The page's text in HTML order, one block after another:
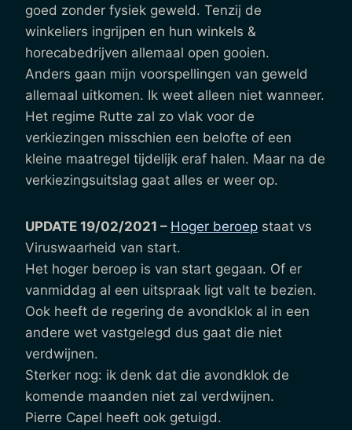
goed zonder fysiek geweld. Tenzij de
winkeliers ingrijpen en hun winkels &
horecabedrijven allemaal open gooien.
Anders gaan mijn voorspellingen van geweld
allemaal uitkomen. Ik weet alleen niet wanneer.
Het regime Rutte zal zo vlak voor de
verkiezingen misschien een belofte of een
kleine maatregel tijdelijk eraf halen. Maar na de
verkiezingsuitslag gaat alles er weer op.
UPDATE 19/02/2021 – Hoger beroep staat vs
Viruswaarheid van start.
Het hoger beroep is van start gegaan. Of er
vanmiddag al een uitspraak ligt valt te bezien.
Ook heeft de regering de avondklok al in een
andere wet vastgelegd dus gaat die niet
verdwijnen.
Sterker nog: ik denk dat die avondklok de
komende maanden niet zal verdwijnen.
Pierre Capel heeft ook getuigd.